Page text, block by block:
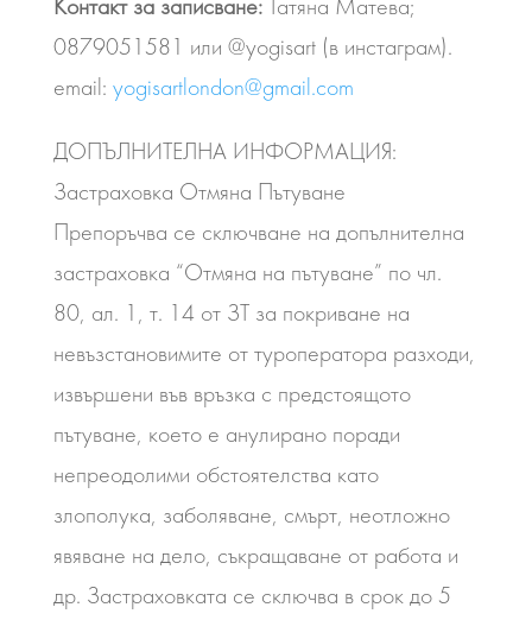
Контакт за записване:Татяна Матева;
0879051581 или @yogisart (в инстаграм).
email: yogisartlondon@gmail.com
ДОПЪЛНИТЕЛНА ИНФОРМАЦИЯ:
Застраховка Отмяна Пътуване
Препоръчва се сключване на допълнителна
застраховка “Отмяна на пътуване” по чл.
80, ал. 1, т. 14 от ЗТ за покриване на
невъзстановимите от туроператора разходи,
извършени във връзка с предстоящото
пътуване, което е анулирано поради
непреодолими обстоятелства като
злополука, заболяване, смърт, неотложно
явяване на дело, съкращаване от работа и
др. Застраховката се сключва в срок до 5